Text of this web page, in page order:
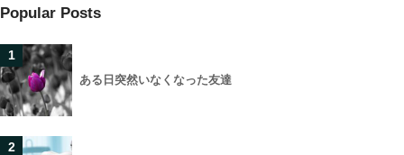
Popular Posts
1
ある日突然いなくなった友達
2